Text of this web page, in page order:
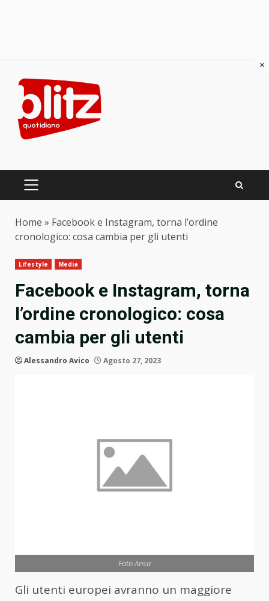
content
PRIMARY
Home » Facebook e Instagram, torna l’ordine
cronologico: cosa cambia per gli utenti
Lifestyle Media
Facebook e Instagram, torna
l’ordine cronologico: cosa
cambia per gli utenti
Alessandro Avico Agosto 27, 2023
Foto Ansa
Gli utenti europei avranno un maggiore
×